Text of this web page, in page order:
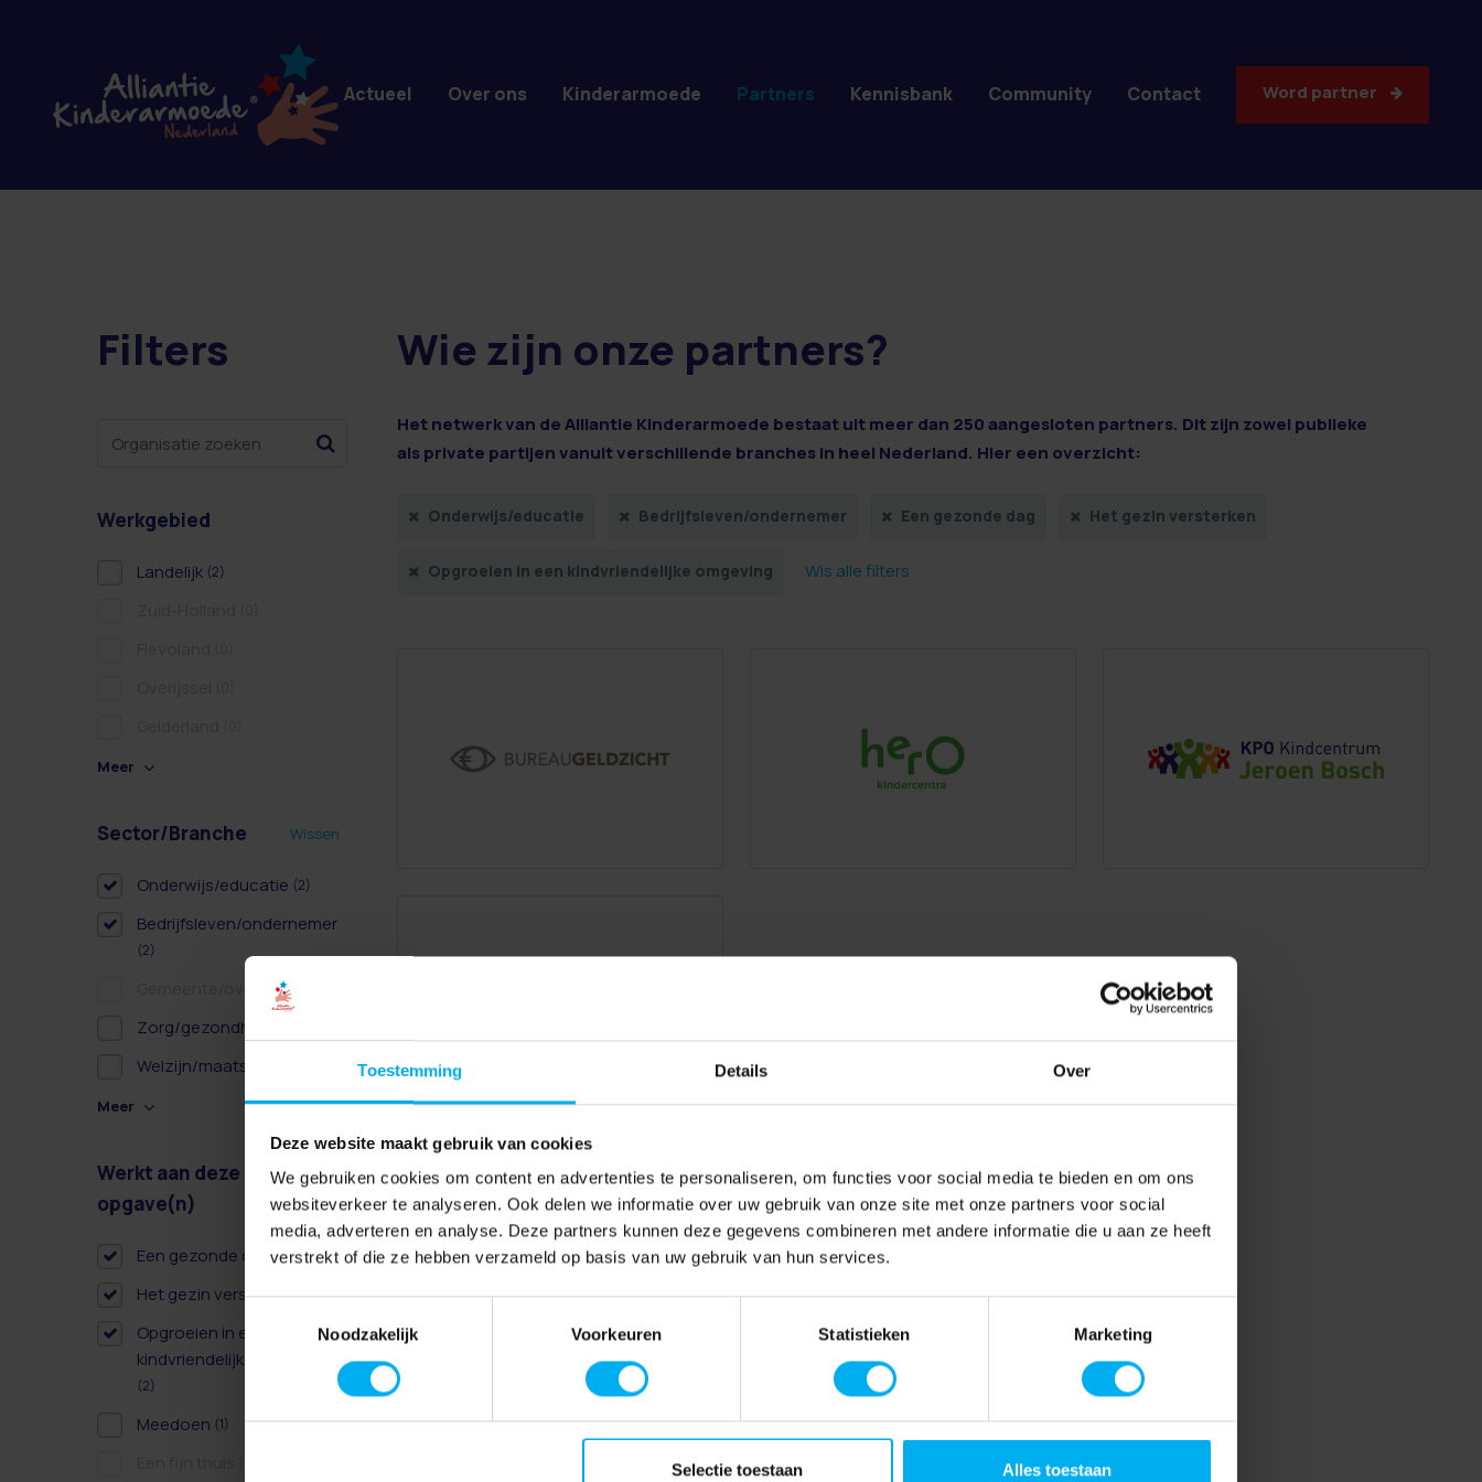
Toestemming Details Over
Deze website maakt gebruik van cookies
We gebruiken cookies om content en advertenties te personaliseren, om functies voor social media te bieden en om ons
websiteverkeer te analyseren. Ook delen we informatie over uw gebruik van onze site met onze partners voor social
media, adverteren en analyse. Deze partners kunnen deze gegevens combineren met andere informatie die u aan ze heeft
verstrekt of die ze hebben verzameld op basis van uw gebruik van hun services.
Noodzakelijk
Voorkeuren Statistieken Marketing
Selectie toestaan Alles toestaan
4 resultaten
Filters
Werkgebied
Landelijk (2)
Meer
Sector/Branche Wissen
Onderwijs/educatie (2)
Bedrijfsleven/ondernemer
(2)
Gemeente/overheid
Zorg/gezondheidszorg
Welzijn/maatschappelijk
Meer
Werkt aan deze
opgave(n)
Wissen
Een gezonde dag(2)
Het gezin versterken(3)
Opgroeien in een
kindvriendelijke omgeving
(2)
Meedoen (1)
Wie zijn onze partners?
Het netwerk van de Alliantie Kinderarmoede bestaat uit meer dan 250 aangesloten partners. Dit zijn zowel publieke
als private partijen vanuit verschillende branches in heel Nederland. Hier een overzicht:
Onderwijs/educatie Bedrijfsleven/ondernemer Een gezonde dag Het gezin versterken
Opgroeien in een kindvriendelijke omgeving Wis alle filters
Actueel Over ons Kinderarmoede Partners Kennisbank Community Contact Word partner